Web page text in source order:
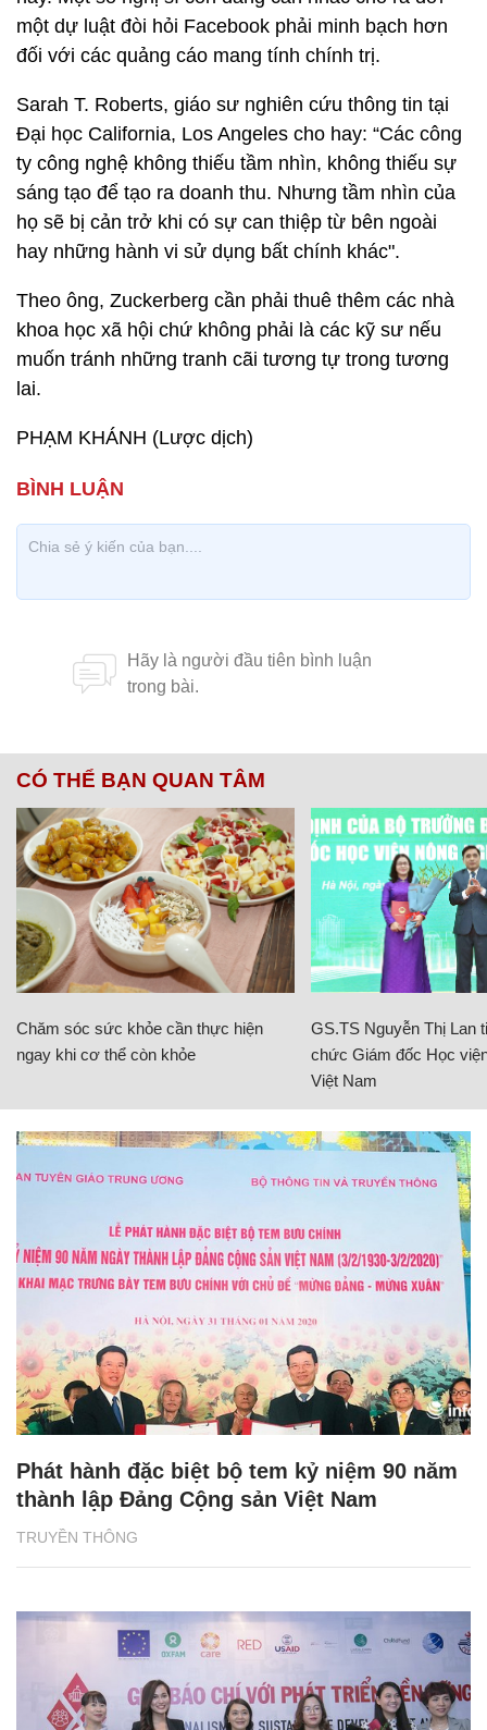
một dự luật đòi hỏi Facebook phải minh bạch hơn
đối với các quảng cáo mang tính chính trị.
Sarah T. Roberts, giáo sư nghiên cứu thông tin tại
Đại học California, Los Angeles cho hay: “Các công
ty công nghệ không thiếu tầm nhìn, không thiếu sự
sáng tạo để tạo ra doanh thu. Nhưng tầm nhìn của
họ sẽ bị cản trở khi có sự can thiệp từ bên ngoài
hay những hành vi sử dụng bất chính khác".
Theo ông, Zuckerberg cần phải thuê thêm các nhà
khoa học xã hội chứ không phải là các kỹ sư nếu
muốn tránh những tranh cãi tương tự trong tương
lai.
PHẠM KHÁNH (Lược dịch)
CÓ THỂ BẠN QUAN TÂM
Chăm sóc sức khỏe cần thực hiện
ngay khi cơ thể còn khỏe
GS.TS Nguyễn Thị Lan
chức Giám đốc Học
Việt Nam
TRUYỀN THÔNG
Phát hành đặc biệt bộ tem kỷ niệm 90 năm
thành lập Đảng Cộng sản Việt Nam